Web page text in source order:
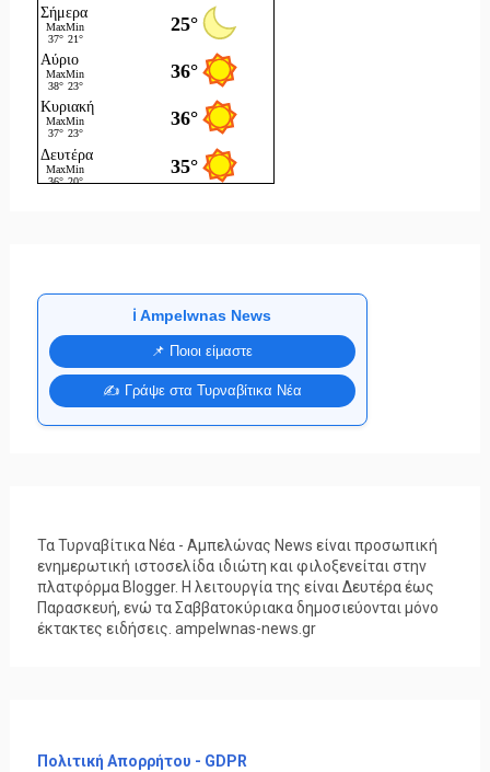
ℹ️ Ampelwnas News
📌 Ποιοι είμαστε
✍️ Γράψε στα Τυρναβίτικα Νέα
Τα Τυρναβίτικα Νέα - Αμπελώνας News είναι προσωπική
ενημερωτική ιστοσελίδα ιδιώτη και φιλοξενείται στην
πλατφόρμα Blogger. Η λειτουργία της είναι Δευτέρα έως
Παρασκευή, ενώ τα Σαββατοκύριακα δημοσιεύονται μόνο
έκτακτες ειδήσεις. ampelwnas-news.gr
Πολιτική Απορρήτου - GDPR